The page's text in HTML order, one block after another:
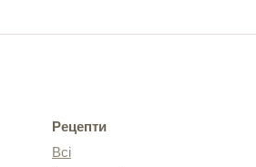
Рецепти
Всі